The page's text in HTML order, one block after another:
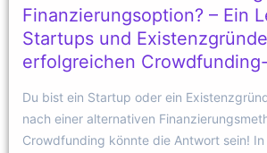
Finanzierungsoption? – Ein
Startups und
erfolgreichen
Du bist ein Startup oder ein
nach einer alternativen
Crowdfunding könnte die Antwort sein!